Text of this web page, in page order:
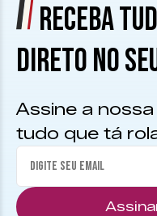
RECEBA
DIRETO NO
Assine a
tudo que tá